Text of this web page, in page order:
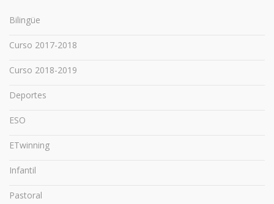
Bilingüe
Curso 2017-2018
Curso 2018-2019
Deportes
ESO
ETwinning
Infantil
Pastoral